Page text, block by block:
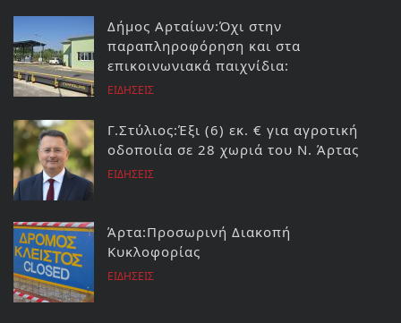
Δήμος Αρταίων:Όχι στην
παραπληροφόρηση και στα
επικοινωνιακά παιχνίδια:
ΕΙΔΗΣΕΙΣ
Γ.Στύλιος:Έξι (6) εκ. € για αγροτική
οδοποιία σε 28 χωριά του Ν. Άρτας
ΕΙΔΗΣΕΙΣ
Άρτα:Προσωρινή Διακοπή
Κυκλοφορίας
ΕΙΔΗΣΕΙΣ